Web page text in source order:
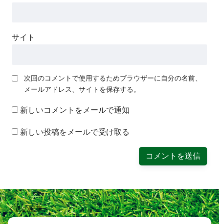
サイト
次回のコメントで使用するためブラウザーに自分の名前、
メールアドレス、サイトを保存する。
新しいコメントをメールで通知
新しい投稿をメールで受け取る
前の記事